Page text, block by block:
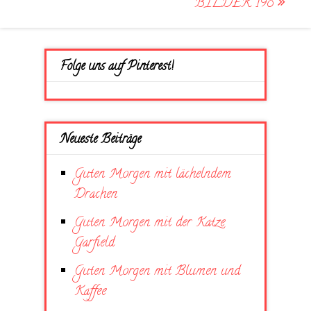
Folge uns auf Pinterest!
Neueste Beiträge
Guten Morgen mit lächelndem
Drachen
Guten Morgen mit der Katze
Garfield
Guten Morgen mit Blumen und
Kaffee